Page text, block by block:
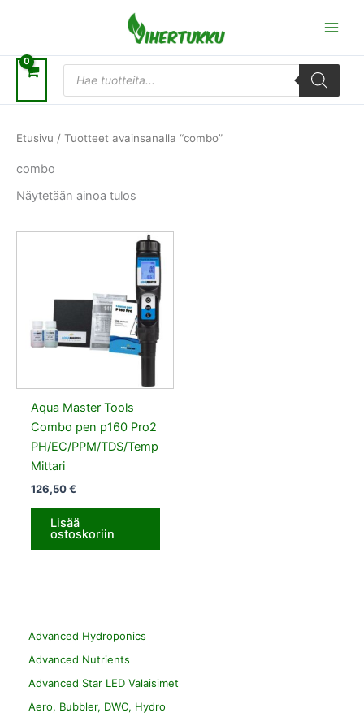
Products
search
Advanced Hydroponics
Advanced Nutrients
Advanced Star LED Valaisimet
Aero, Bubbler, DWC, Hydro
Etusivu / Tuotteet avainsanalla “combo”
combo
Näytetään ainoa tulos
Aqua Master Tools
Combo pen p160 Pro2
PH/EC/PPM/TDS/Temp
Mittari
126,50€
Lisää
ostoskoriin